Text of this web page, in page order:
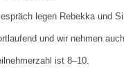
legen Rebekka und
und wir nehmen
ist 8–10.